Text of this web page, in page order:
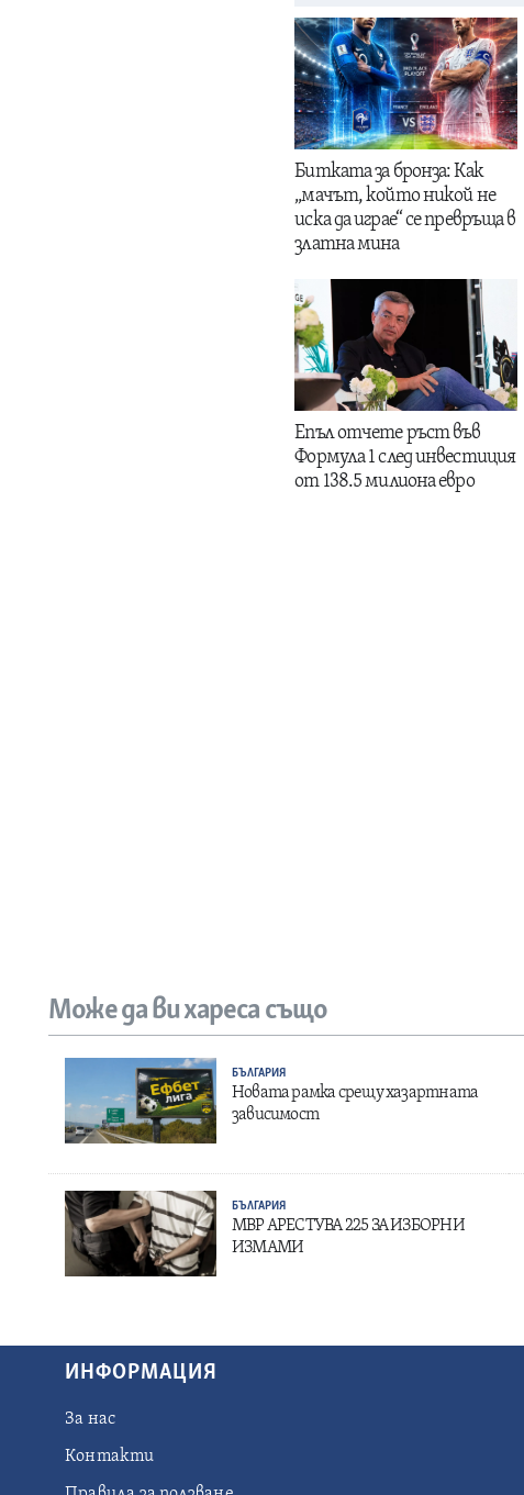
Битката за бронза: Как
„мачът, който никой не
иска да играе“ се превръща в
златна мина
Епъл отчете ръст във
Формула 1 след инвестиция
от 138.5 милиона евро
Може да ви хареса също
БЪЛГАРИЯ
Новата рамка срещу хазартната
зависимост
БЪЛГАРИЯ
МВР АРЕСТУВА 225 ЗА ИЗБОРНИ
ИЗМАМИ
ИНФОРМАЦИЯ
За нас
Контакти